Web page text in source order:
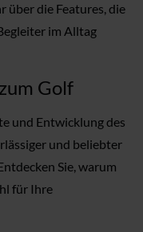
über die Features, die
im Alltag
Golf
und Entwicklung des
und beliebter
Sie, warum
für Ihre